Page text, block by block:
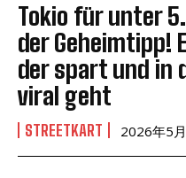
Tokio für unter
der Geheimtipp!
der spart und in
viral geht
STREETKART 2026年5